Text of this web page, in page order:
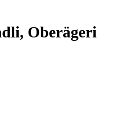
Oberägeri